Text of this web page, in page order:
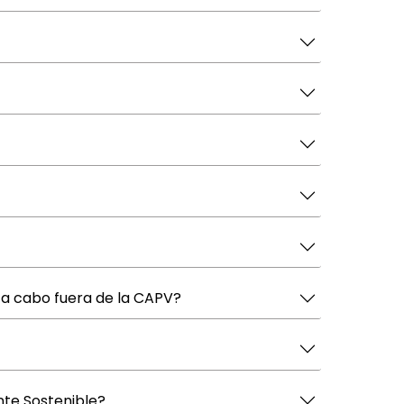
cabo fuera de la CAPV?